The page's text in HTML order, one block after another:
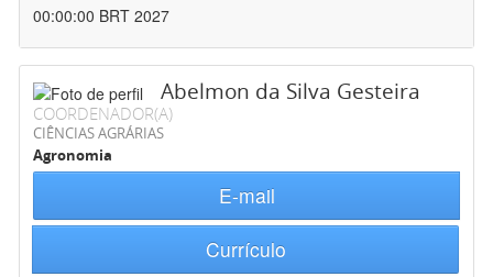
00:00:00 BRT 2027
Abelmon da Silva Gesteira
COORDENADOR(A)
CIÊNCIAS AGRÁRIAS
Agronomia
E-mail
Currículo